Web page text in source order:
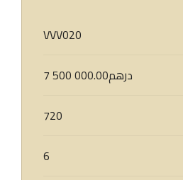
VVV020
7 500 000.00درهم
720
6